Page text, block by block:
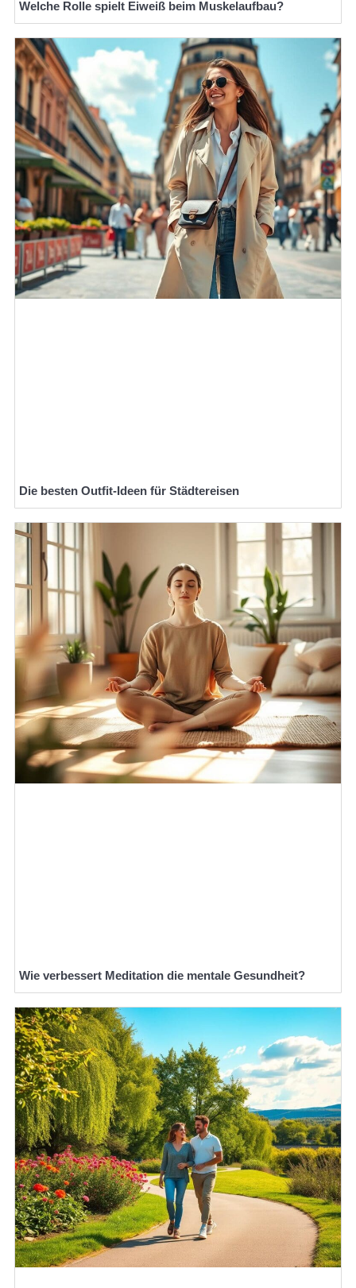
Welche Rolle spielt Eiweiß beim Muskelaufbau?
Die besten Outfit-Ideen für Städtereisen
Wie verbessert Meditation die mentale Gesundheit?